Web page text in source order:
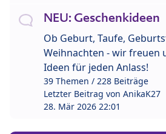
NEU: Geschenkideen
Ob Geburt, Taufe,
Weihnachten - wir freuen
Ideen für jeden Anlass!
39 Themen / 228 Beiträge
Letzter Beitrag von AnikaK27
28. Mär 2026 22:01